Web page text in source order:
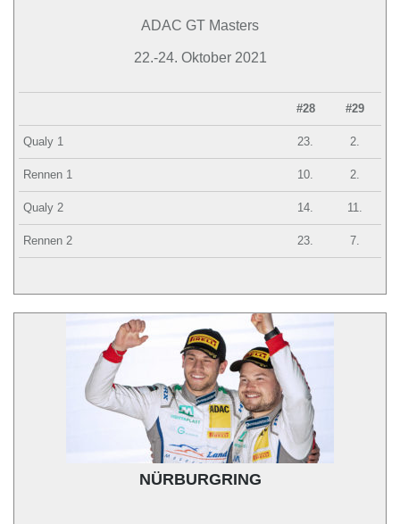
ADAC GT Masters
22.-24. Oktober 2021
#28 #29
Qualy 1 23. 2.
Rennen 1 10. 2.
Qualy 2 14. 11.
Rennen 2 23. 7.
NÜRBURGRING